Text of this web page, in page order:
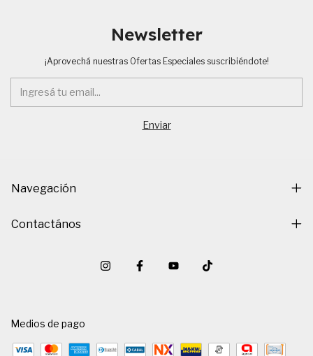
Newsletter
¡Aprovechá nuestras Ofertas Especiales suscribiéndote!
Navegación
Contactános
Medios de pago